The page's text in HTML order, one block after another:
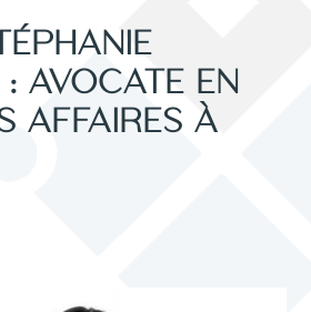
AVOCATE EN
AFFAIRES À